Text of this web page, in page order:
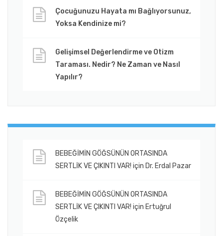
Çocuğunuzu Hayata mı Bağlıyorsunuz,
Yoksa Kendinize mi?
Gelişimsel Değerlendirme ve Otizm
Taraması. Nedir? Ne Zaman ve Nasıl
Yapılır?
BEBEĞİMİN GÖĞSÜNÜN ORTASINDA
SERTLİK VE ÇIKINTI VAR! için Dr. Erdal Pazar
BEBEĞİMİN GÖĞSÜNÜN ORTASINDA
SERTLİK VE ÇIKINTI VAR! için Ertuğrul
Özçelik